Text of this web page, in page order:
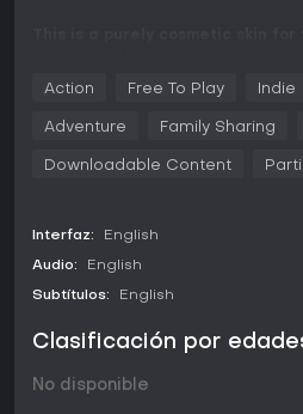
Action Free To Play Indie
Adventure Family Sharing
Downloadable Content
Interfaz: English
Audio: English
Subtítulos: English
Clasificación por
No disponible